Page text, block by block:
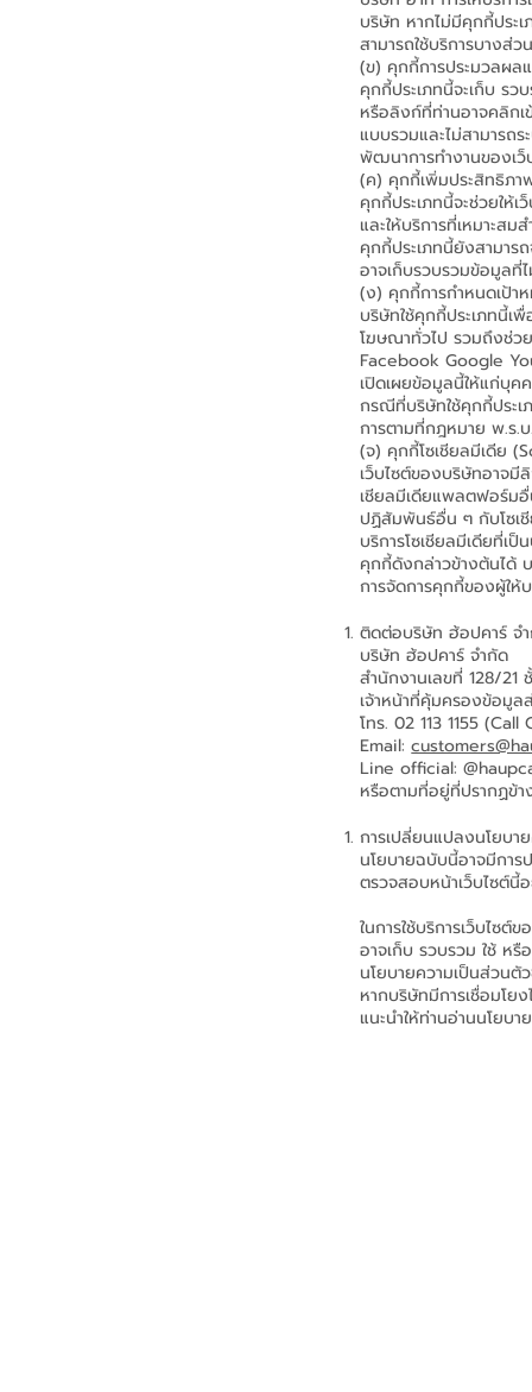
บริษัท หากไม่มีคุกกี้ประ
สามารถใช้บริการบางส่
(ข) คุกกี้การประมวลผ
คุกกี้ประเภทนี้จะเก็บ ร
หรือลิงก์ที่ท่านอาจคลิกเ
แบบรวมและไม่สามารถ
พัฒนาการทำงานของเว็
(ค) คุกกี้เพิ่มประสิทธิภา
คุกกี้ประเภทนี้จะช่วยให้
และให้บริการที่เหมาะส
คุกกี้ประเภทนี้ยังสามาร
อาจเก็บรวบรวมข้อมูลที่
(ง) คุกกี้การกำหนดเป้
บริษัทใช้คุกกี้ประเภทนี้เ
โฆษณาทั่วไป รวมถึงช่ว
Facebook Google
เปิดเผยข้อมูลนี้ให้แก่บุค
กรณีที่บริษัทใช้คุกกี้ประเ
การตามที่กฎหมาย พ.ร
(จ) คุกกี้โซเชียลมีเดีย
เว็บไซต์ของบริษัทอาจ
เชียลมีเดียแพลตฟอร์มอื่
ปฏิสัมพันธ์อื่น ๆ กับโซเ
บริการโซเชียลมีเดียที่เ
คุกกี้ดังกล่าวข้างต้นได้
การจัดการคุกกี้ของผู้ให้
ติดต่อบริษัท ฮ้อปคาร์ จ
บริษัท ฮ้อปคาร์ จำกัด
สำนักงานเลขที่ 128/
เจ้าหน้าที่คุ้มครองข้อมู
โทร. 02 113 1155
Email:
Line official:
หรือตามที่อยู่ที่ปรากฏข้
การเปลี่ยนแปลงนโยบา
นโยบายฉบับนี้อาจมีการ
ตรวจสอบหน้าเว็บไซต์นี้
ในการใช้บริการเว็บไซ
อาจเก็บ รวบรวม ใช้ ห
นโยบายความเป็นส่วนตั
หากบริษัทมีการเชื่อมโย
แนะนำให้ท่านอ่านนโยบ